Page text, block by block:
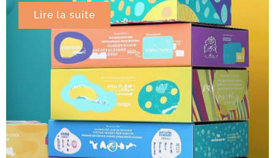
Lire la suite